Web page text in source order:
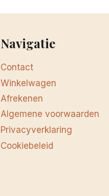
Navigatie
Contact
Winkelwagen
Afrekenen
Algemene voorwaarden
Privacyverklaring
Cookiebeleid